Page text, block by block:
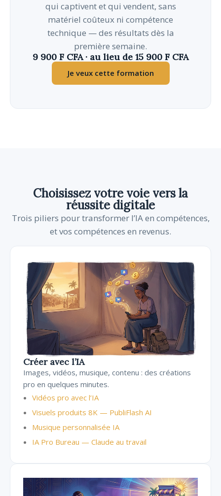
qui captivent et qui vendent, sans
matériel coûteux ni compétence
technique — des résultats dès la
première semaine.
9 900 F CFA · au lieu de 15 900 F CFA
Je veux cette formation
Choisissez votre voie vers la
réussite digitale
Trois piliers pour transformer l’IA en compétences,
et vos compétences en revenus.
Créer avec l’IA
Images, vidéos, musique, contenu : des créations
pro en quelques minutes.
Vidéos pro avec l’IA
Visuels produits 8K — PubliFlash AI
Musique personnalisée IA
IA Pro Bureau — Claude au travail